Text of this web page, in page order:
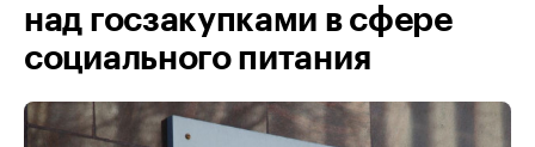
над госзакупками в сфере
социального питания